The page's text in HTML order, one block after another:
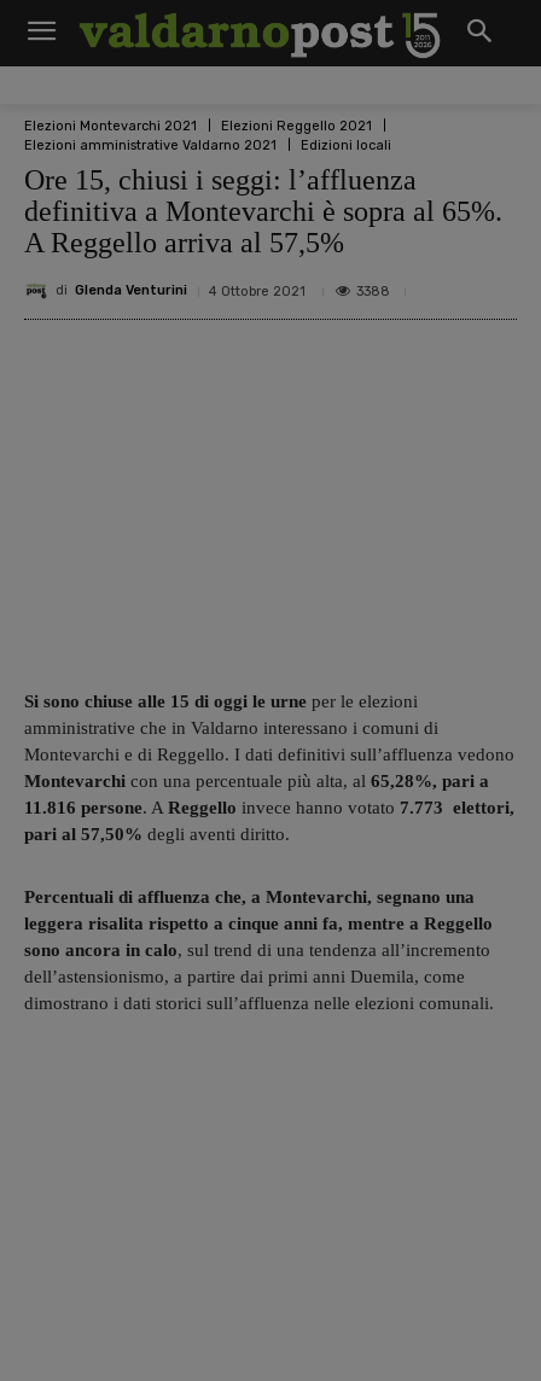
Elezioni Montevarchi 2021
Elezioni Reggello 2021
Elezioni amministrative Valdarno 2021
Edizioni locali
Ore 15, chiusi i seggi: l’affluenza
definitiva a Montevarchi è sopra al 65%.
A Reggello arriva al 57,5%
di Glenda Venturini 4 Ottobre 2021 3388
Si sono chiuse alle 15 di oggi le urne per le elezioni
amministrative che in Valdarno interessano i comuni di
Montevarchi e di Reggello. I dati definitivi sull’affluenza vedono
Montevarchi con una percentuale più alta, al 65,28%, pari a
11.816 persone. A Reggello invece hanno votato 7.773 elettori,
pari al 57,50% degli aventi diritto.
Percentuali di affluenza che, a Montevarchi, segnano una
leggera risalita rispetto a cinque anni fa, mentre a Reggello
sono ancora in calo, sul trend di una tendenza all’incremento
dell’astensionismo, a partire dai primi anni Duemila, come
dimostrano i dati storici sull’affluenza nelle elezioni comunali.